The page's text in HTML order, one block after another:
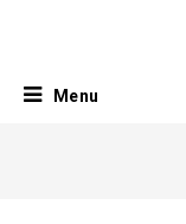
Menu